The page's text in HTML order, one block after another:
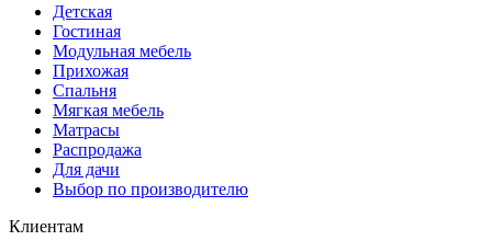
Детская
Гостиная
Модульная мебель
Прихожая
Спальня
Мягкая мебель
Матрасы
Распродажа
Для дачи
Выбор по производителю
Клиентам